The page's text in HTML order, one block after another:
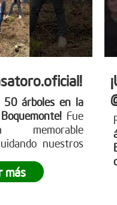
50 árboles en la
Fue
memorable
nuestros
siembras
a
más